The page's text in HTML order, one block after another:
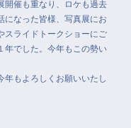
開催も重なり、ロケも過去
になった皆様、写真展にお
スライドトークショーにご
年でした。今年もこの勢い
年もよろしくお願いいたし